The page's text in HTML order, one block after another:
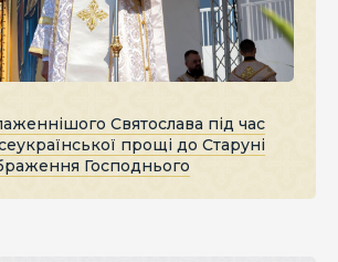
Святослава під час
прощі до Старуні
Господнього